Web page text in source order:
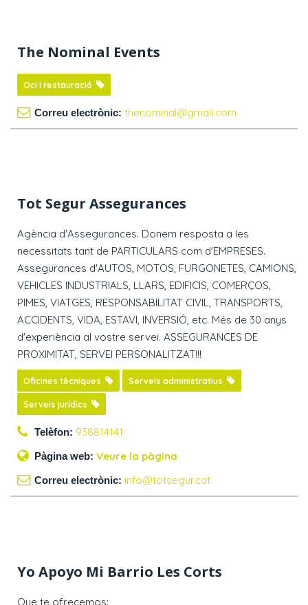
The Nominal Events
Oci i restauració
Correu electrònic: thenominal@gmail.com
Tot Segur Assegurances
Agència d'Assegurances. Donem resposta a les
necessitats tant de PARTICULARS com d'EMPRESES.
Assegurances d'AUTOS, MOTOS, FURGONETES, CAMIONS,
VEHICLES INDUSTRIALS, LLARS, EDIFICIS, COMERÇOS,
PIMES, VIATGES, RESPONSABILITAT CIVIL, TRANSPORTS,
ACCIDENTS, VIDA, ESTAVI, INVERSIÓ, etc. Més de 30 anys
d'experiència al vostre servei. ASSEGURANCES DE
PROXIMITAT, SERVEI PERSONALITZAT!!!
Oficines tècniques Serveis administratius
Serveis jurídics
Telèfon: 938814141
Pàgina web: Veure la pàgina
Correu electrònic: info@totsegur.cat
Yo Apoyo Mi Barrio Les Corts
Que te ofrecemos: